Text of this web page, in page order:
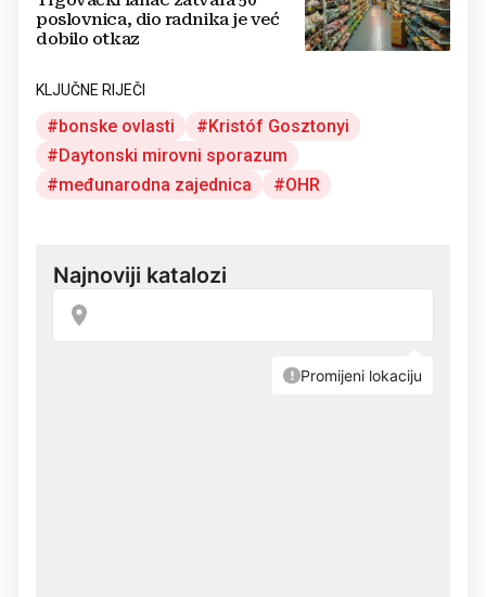
poslovnica, dio radnika je već
dobilo otkaz
KLJUČNE RIJEČI
bonske ovlasti
Kristóf Gosztonyi
Daytonski mirovni sporazum
međunarodna zajednica
OHR